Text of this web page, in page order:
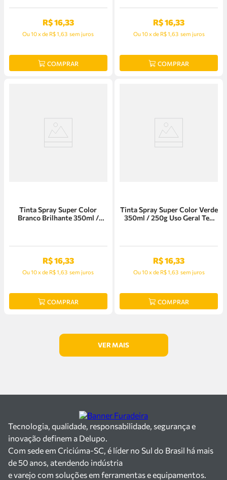
R$16,33
Ou10xde R$ 1,63 sem juros
COMPRAR
R$16,33
Ou10xde R$ 1,63 sem juros
COMPRAR
Tinta Spray Super Color
Branco Brilhante 350ml /
R$16,33
Ou10xde R$ 1,63 sem juros
COMPRAR
Tinta Spray Super Color Verde
350ml / 250g Uso Geral Tek
R$16,33
Ou10xde R$ 1,63 sem juros
COMPRAR
Tecnologia, qualidade, responsabilidade, segurança e
inovação definem a Delupo.
Com sede em Criciúma-SC, é líder no Sul do Brasil há mais
de 50 anos, atendendo indústria
e varejo com soluções em ferramentas e equipamentos.